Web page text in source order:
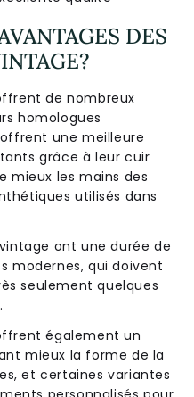
DES
de nombreux
homologues
une meilleure
grâce à leur cuir
mieux les mains des
utilisés dans
ont une durée de
modernes, qui doivent
seulement quelques
également un
mieux la forme de la
et certaines variantes